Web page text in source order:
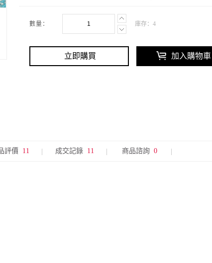
數量： 庫存： 4
立即購買 加入購物車
評價 11 成交記錄 11 商品諮詢 0